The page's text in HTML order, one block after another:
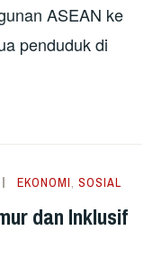
ASEAN ke
penduduk di
EKONOMI,SOSIAL
dan Inklusif